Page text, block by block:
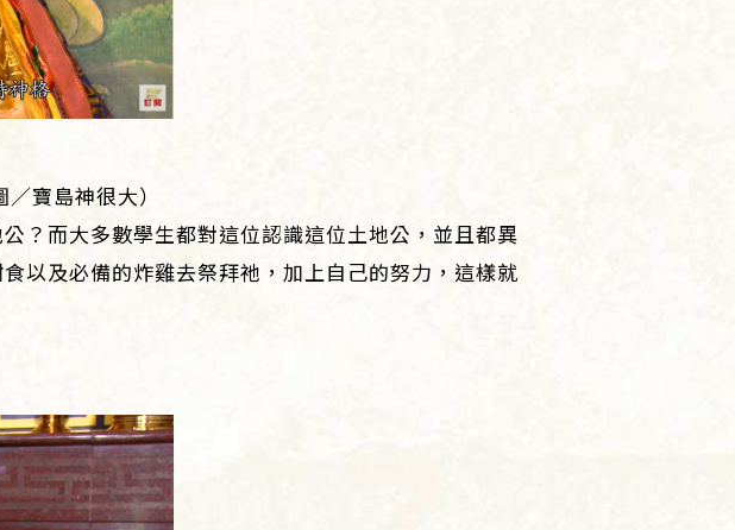
寶島神很大）
？而大多數學生都對這位認識這位土地公，並且都異
以及必備的炸雞去祭拜祂，加上自己的努力，這樣就